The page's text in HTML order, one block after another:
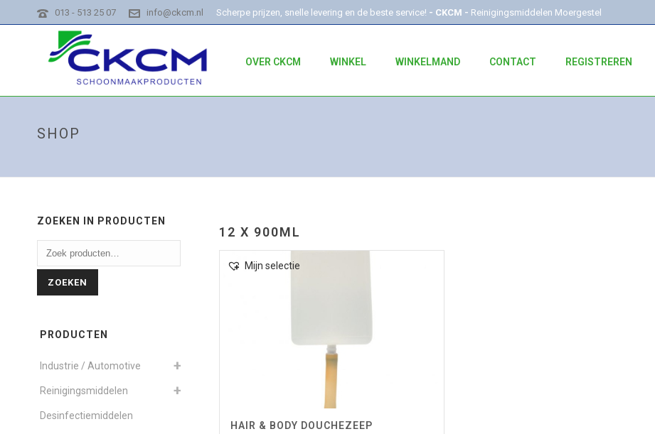
013 - 513 25 07 info@ckcm.nl Scherpe prijzen, snelle levering en de beste service! - CKCM - Reinigingsmiddelen Moergestel
OVER CKCM WINKEL WINKELMAND CONTACT REGISTREREN
SHOP
12 X 900ML
Mijn selectie
HAIR & BODY DOUCHEZEEP
ZOEKEN IN PRODUCTEN
ZOEKEN
PRODUCTEN
Industrie / Automotive
Reinigingsmiddelen
Desinfectiemiddelen